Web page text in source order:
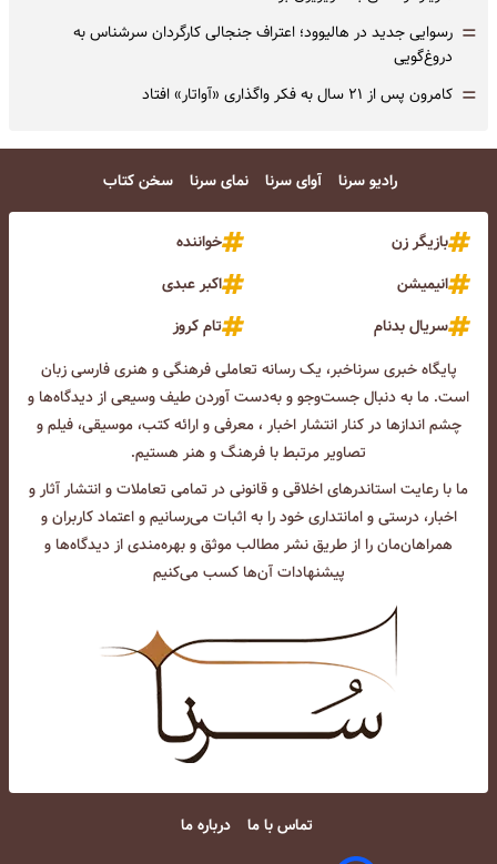
= رسوایی جدید در هالیوود؛ اعتراف جنجالی کارگردان سرشناس به
دروغ‌گویی
= کامرون پس از ۲۱ سال به فکر واگذاری «آواتار» افتاد
رادیو سرنا آوای سرنا نمای سرنا سخن کتاب
بازیگر زن
خواننده
انیمیشن
اکبر عبدی
سریال بدنام
تام کروز
پایگاه خبری سرناخبر، یک رسانه تعاملی فرهنگی و هنری فارسی زبان
است. ما به دنبال جست‌و‌جو و به‌دست آوردن طیف وسیعی از دیدگاه‌ها و
چشم انداز‌ها در کنار انتشار اخبار ، معرفی و ارائه کتب، موسیقی، فیلم و
تصاویر مرتبط با فرهنگ و هنر هستیم.
ما با رعایت استاندرهای اخلاقی و قانونی در تمامی تعاملات و انتشار آثار و
اخبار، درستی و امانتداری خود را به اثبات می‌رسانیم و اعتماد کاربران و
همراهان‌مان را از طریق نشر مطالب موثق و بهره‌مندی از دیدگاه‌ها و
پیشنهادات آن‌ها کسب می‌کنیم
تماس با ما درباره ما